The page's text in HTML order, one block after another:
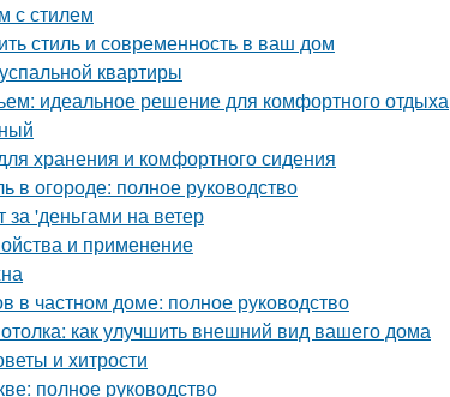
с стилем
стиль и современность в ваш дом
квартиры
идеальное решение для комфортного отдыха
хранения и комфортного сидения
в огороде: полное руководство
'деньгами на ветер
и применение
частном доме: полное руководство
как улучшить внешний вид вашего дома
и хитрости
полное руководство